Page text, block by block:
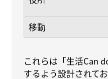
移動
これらは「生活Can
するよう設計されて